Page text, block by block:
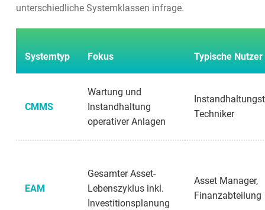
unterschiedliche Systemklassen infrage.
Systemtyp Fokus Typische Nutzer
CMMS
Wartung und
Instandhaltung
operativer Anlagen
Techniker
EAM
Gesamter Asset-
Lebenszyklus inkl.
Investitionsplanung
Asset Manager,
Finanzabteilung